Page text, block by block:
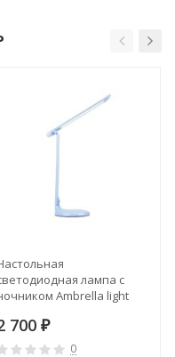
лампа с
Ambrella light
700 ₽
0